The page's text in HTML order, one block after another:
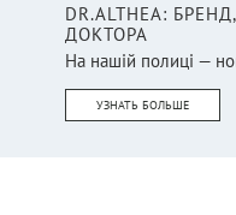
DR.ALTHEA:
ДОКТОРА
На нашій полиці —
УЗНАТЬ БОЛЬШЕ